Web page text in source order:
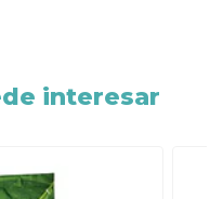
interesar